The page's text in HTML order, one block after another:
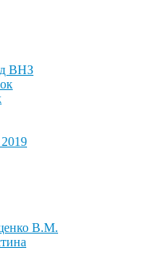
ВНЗ
В.М.